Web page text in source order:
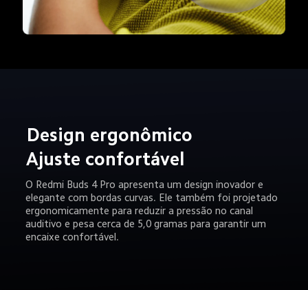
Design ergonômico
Ajuste confortável
O Redmi Buds 4 Pro apresenta um design inovador e
elegante com bordas curvas. Ele também foi projetado
ergonomicamente para reduzir a pressão no canal
auditivo e pesa cerca de 5,0 gramas para garantir um
encaixe confortável.